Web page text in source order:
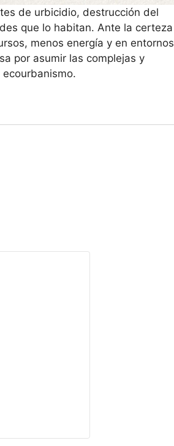
de urbicidio, destrucción del
que lo habitan. Ante la certeza
menos energía y en entornos
por asumir las complejas y